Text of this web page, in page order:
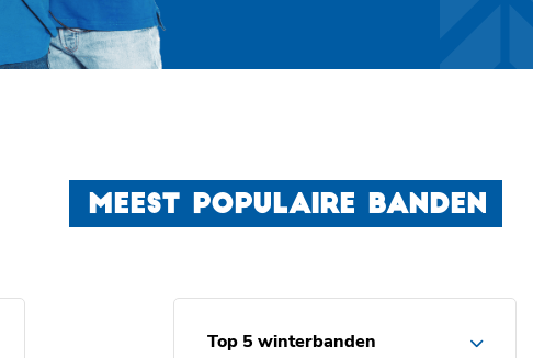
MEEST POPULAIRE BANDEN
Top 5 winterbanden